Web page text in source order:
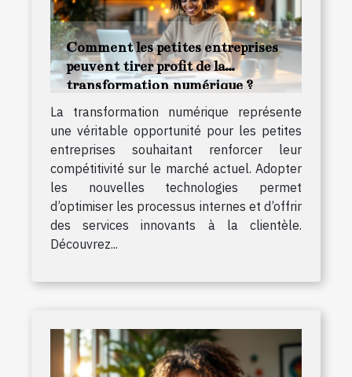
Comment les petites entreprises
peuvent tirer profit de la
transformation numérique ?
La transformation numérique représente
une véritable opportunité pour les petites
entreprises souhaitant renforcer leur
compétitivité sur le marché actuel. Adopter
les nouvelles technologies permet
d’optimiser les processus internes et d’offrir
des services innovants à la clientèle.
Découvrez...